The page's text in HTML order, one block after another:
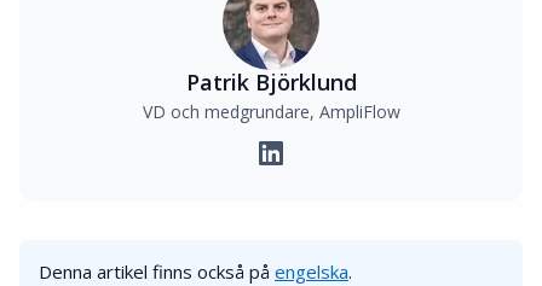
Patrik Björklund
VD och medgrundare, AmpliFlow
Denna artikel finns också på engelska.